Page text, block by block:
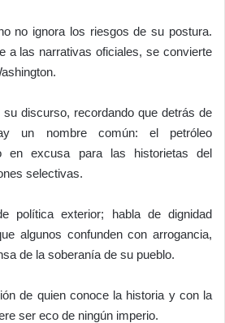
no ignora los riesgos de su postura.
a las narrativas oficiales, se convierte
discurso, recordando que detrás de
un nombre común: el petróleo
en excusa para las historietas del
selectivas.
política exterior; habla de dignidad
algunos confunden con arrogancia,
de la soberanía de su pueblo.
de quien conoce la historia y con la
ser eco de ningún imperio.